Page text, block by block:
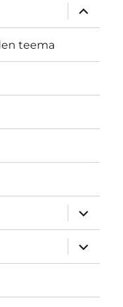
näytä
teema
näytä
näytä